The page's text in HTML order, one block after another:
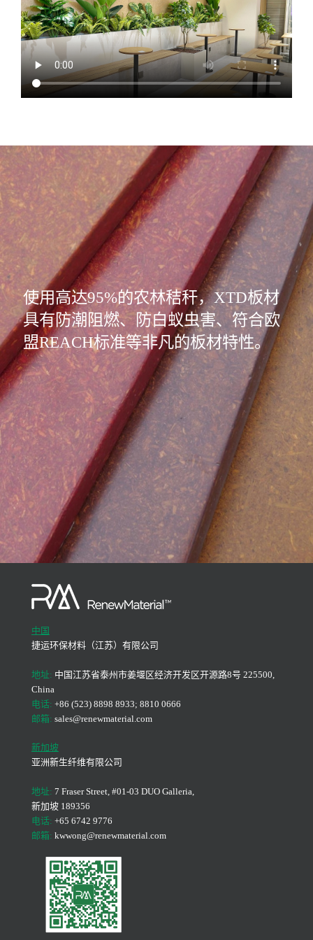
使用高达95%的农林秸秆，XTD板材
具有防潮阻燃、防白蚁虫害、符合欧
盟REACH标准等非凡的板材特性。
中国
捷运环保材料（江苏）有限公司
地址: 中国江苏省泰州市姜堰区经济开发区开源路8号 225500,
China
电话: +86 (523) 8898 8933; 8810 0666
邮箱: sales@renewmaterial.com
新加坡
亚洲新生纤维有限公司
地址: 7 Fraser Street, #01-03 DUO Galleria,
新加坡 189356
电话: +65 6742 9776
邮箱: kwwong@renewmaterial.com